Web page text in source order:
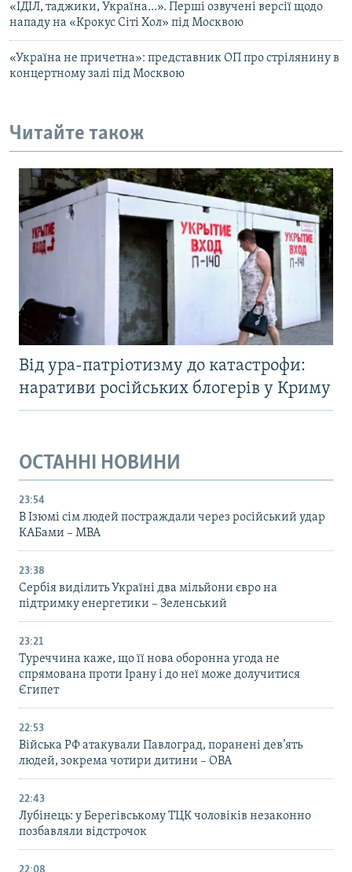
«ІДІЛ, таджики, Україна...». Перші озвучені версії щодо
нападу на «Крокус Сіті Хол» під Москвою
«Україна не причетна»: представник ОП про стрілянину в
концертному залі під Москвою
Читайте також
Від ура-патріотизму до катастрофи:
наративи російських блогерів у Криму
ОСТАННІ НОВИНИ
23:54
В Ізюмі сім людей постраждали через російський удар
КАБами – МВА
23:38
Сербія виділить Україні два мільйони євро на
підтримку енергетики – Зеленський
23:21
Туреччина каже, що її нова оборонна угода не
спрямована проти Ірану і до неї може долучитися
Єгипет
22:53
Війська РФ атакували Павлоград, поранені дев’ять
людей, зокрема чотири дитини – ОВА
22:43
Лубінець: у Берегівському ТЦК чоловіків незаконно
позбавляли відстрочок